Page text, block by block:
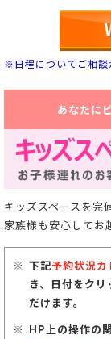
※日程についてご相談
あなたに
キッズスペースを完
家族様も安心してお
下記予約状況カ
き、日付をク
だけます。
HP上の操作の